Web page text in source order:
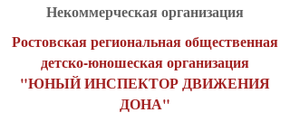
Некоммерческая организация
Ростовская региональная общественная
детско-юношеская организация
"ЮНЫЙ ИНСПЕКТОР ДВИЖЕНИЯ
ДОНА"